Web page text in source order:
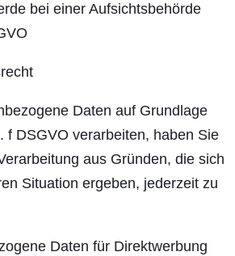
bei einer Aufsichtsbehörde
Daten auf Grundlage
f DSGVO verarbeiten, haben Sie
aus Gründen, die sich
Situation ergeben, jederzeit zu
Daten für Direktwerbung